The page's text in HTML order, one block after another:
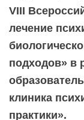
О НАС
КОНТАКТЫ
VIII
лечение
подходов» в
клиника
практики».